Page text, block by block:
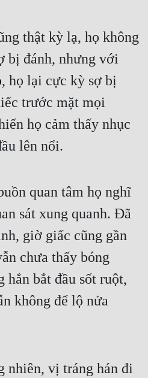
thật kỳ lạ, họ không
bị đánh, nhưng với
họ lại cực kỳ sợ bị
trước mặt mọi
họ cảm thấy nhục
lên nổi.
quan tâm họ nghĩ
sát xung quanh. Đã
giờ giấc cũng gần
chưa thấy bóng
hắn bắt đầu sốt ruột,
không để lộ nửa
nhiên, vị tráng hán đi